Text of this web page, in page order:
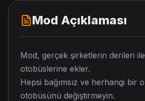
Mod Açıklaması
Mod, gerçek şirketlerin derileri
otobüslerine ekler.
Hepsi bağımsız ve herhangi bir
otobüsünü değiştirmeyin.